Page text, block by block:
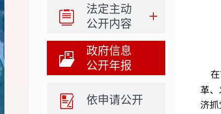
法定主动
公开内容
政府信息
公开年报
依申请公开
革
济